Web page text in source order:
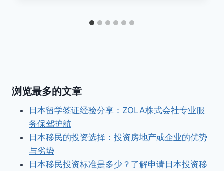
浏览最多的文章
日本留学签证经验分享：ZOLA株式会社专业服
务保驾护航
日本移民的投资选择：投资房地产或企业的优势
与劣势
日本移民投资标准是多少？了解申请日本投资移